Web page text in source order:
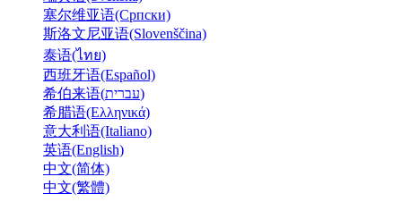
塞尔维亚语(Српски)
斯洛文尼亚语(Slovenščina)
泰语(ไทย)
西班牙语(Español)
希伯来语(עברית)
希腊语(Ελληνικά)
意大利语(Italiano)
英语(English)
中文(简体)
中文(繁體)